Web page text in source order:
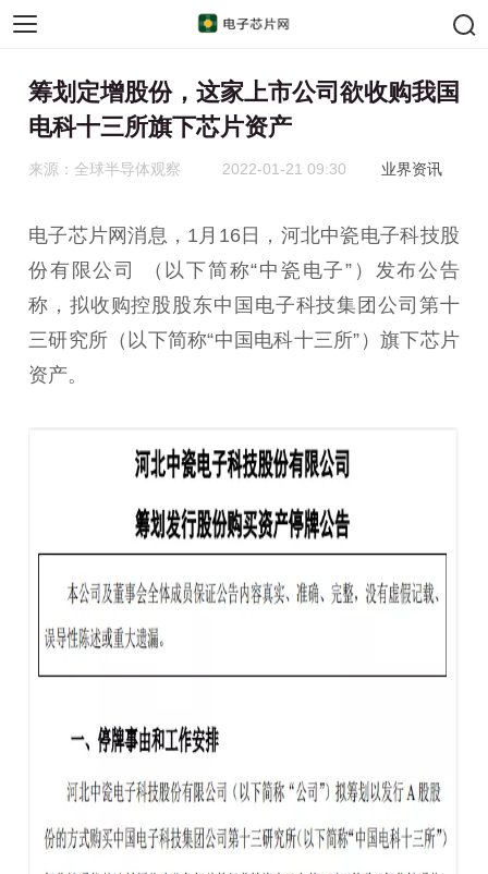
手机芯片 汽车芯片
筹划定增股份，这家上市公司欲收购我国
电科十三所旗下芯片资产
来源：全球半导体观察 2022-01-21 09:30 业界资讯
电子芯片网消息，1月16日，河北中瓷电子科技股
份有限公司 （以下简称“中瓷电子”）发布公告
称，拟收购控股股东中国电子科技集团公司第十
三研究所（以下简称“中国电科十三所”）旗下芯片
资产。